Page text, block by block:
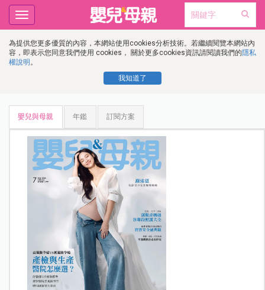
為提供您更多優質的內容，本網站使用cookies分析技術。若繼續閱覽本網站內
容，即表示您同意我們使用 cookies， 關於更多cookies資訊請閱讀我們的隱私
權說明 。
我知道了
Toggle
navigation
嬰兒與母親 年鑑 訂閱方案